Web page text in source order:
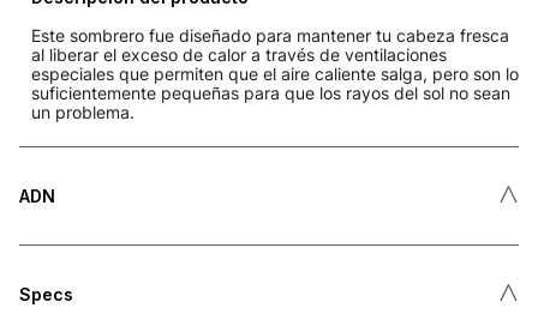
Este sombrero fue diseñado para mantener tu cabeza fresca
al liberar el exceso de calor a través de ventilaciones
especiales que permiten que el aire caliente salga, pero son lo
suficientemente pequeñas para que los rayos del sol no sean
un problema.
ADN ˄
Specs ˄